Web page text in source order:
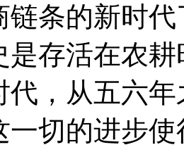
链条的新时
是存活在农
代，从五六
一切的进步